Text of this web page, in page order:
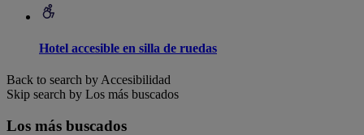
Hotel accesible en silla de ruedas
Back to search by Accesibilidad
Skip search by Los más buscados
Los más buscados